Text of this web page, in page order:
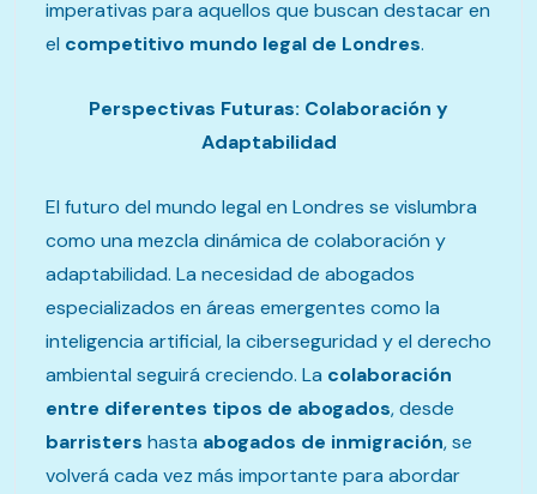
imperativas para aquellos que buscan destacar en
el competitivo mundo legal de Londres.
Perspectivas Futuras: Colaboración y
Adaptabilidad
El futuro del mundo legal en Londres se vislumbra
como una mezcla dinámica de colaboración y
adaptabilidad. La necesidad de abogados
especializados en áreas emergentes como la
inteligencia artificial, la ciberseguridad y el derecho
ambiental seguirá creciendo. La colaboración
entre diferentes tipos de abogados, desde
barristers hasta abogados de inmigración, se
volverá cada vez más importante para abordar